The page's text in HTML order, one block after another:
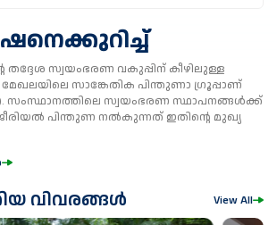
തദ്ദേശ സ്വയംഭരണ വകുപ്പിന് കീഴിലുള്ള
സാങ്കേതിക പിന്തുണാ ഗ്രൂപ്പാണ്
സംസ്ഥാനത്തിലെ സ്വയംഭരണ സ്ഥാപനങ്ങൾക്ക്
പിന്തുണ നൽകുന്നത് ഇതിന്റെ മുഖ്യ
വിവരങ്ങൾ View All